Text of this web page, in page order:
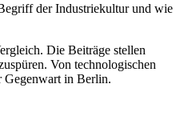
der Industriekultur und wie
Die Beiträge stellen
Von technologischen
Gegenwart in Berlin.